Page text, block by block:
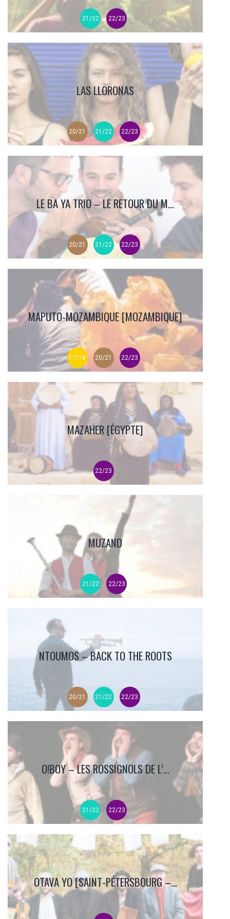
21/22 22/23
LAS LLORONAS
20/21 21/22 22/23
LE BA YA TRIO – LE RETOUR DU M...
20/21 21/22 22/23
MAPUTO-MOZAMBIQUE [MOZAMBIQUE]
17/18 20/21 22/23
MAZAHER [ÉGYPTE]
22/23
MUZAND
21/22 22/23
NTOUMOS – BACK TO THE ROOTS
20/21 21/22 22/23
O!BOY – LES ROSSIGNOLS DE L’...
21/22 22/23
OTAVA YO [SAINT-PÉTERSBOURG –...